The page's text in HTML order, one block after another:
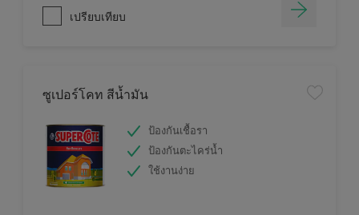
เปรียบเทียบ
ซูเปอร์โคท สีน้ำมัน
ป้องกันเชื้อรา
ป้องกันตะไคร่น้ำ
ใช้งานง่าย